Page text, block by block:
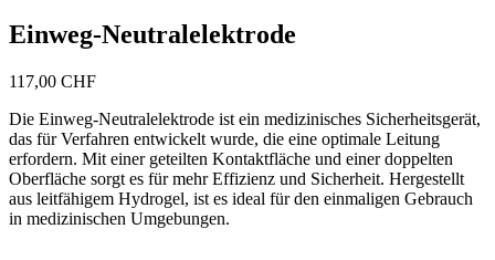
Einweg-Neutralelektrode
117,00 CHF
Die Einweg-Neutralelektrode ist ein medizinisches Sicherheitsgerät,
das für Verfahren entwickelt wurde, die eine optimale Leitung
erfordern. Mit einer geteilten Kontaktfläche und einer doppelten
Oberfläche sorgt es für mehr Effizienz und Sicherheit. Hergestellt
aus leitfähigem Hydrogel, ist es ideal für den einmaligen Gebrauch
in medizinischen Umgebungen.